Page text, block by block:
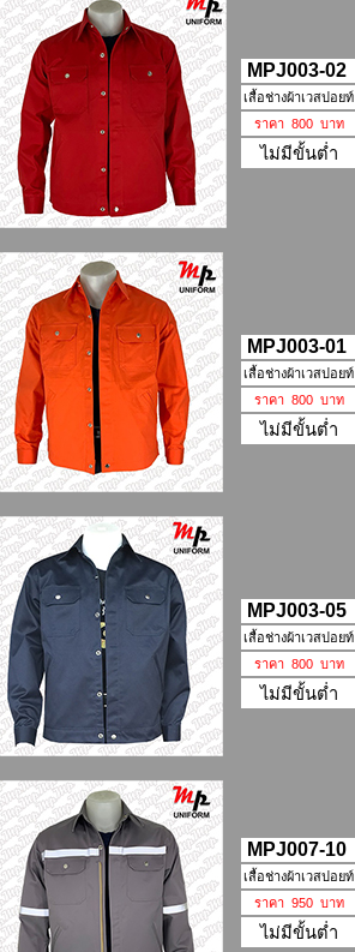
MPJ003-02
เสื้อช่างผ้าเวสปอยท์
ราคา 800 บาท
ไม่มีขั้นต่ำ
MPJ003-01
เสื้อช่างผ้าเวสปอยท์
ราคา 800 บาท
ไม่มีขั้นต่ำ
MPJ003-05
เสื้อช่างผ้าเวสปอยท์
ราคา 800 บาท
ไม่มีขั้นต่ำ
MPJ007-10
เสื้อช่างผ้าเวสปอยท์
ราคา 950 บาท
ไม่มีขั้นต่ำ